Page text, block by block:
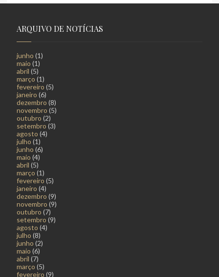
ARQUIVO DE NOTÍCIAS
junho (1)
maio (1)
abril (5)
março (1)
fevereiro (5)
janeiro (6)
dezembro (8)
novembro (5)
outubro (2)
setembro (3)
agosto (4)
julho (1)
junho (6)
maio (4)
abril (5)
março (1)
fevereiro (5)
janeiro (4)
dezembro (9)
novembro (9)
outubro (7)
setembro (9)
agosto (4)
julho (8)
junho (2)
maio (6)
abril (7)
março (5)
fevereiro (9)